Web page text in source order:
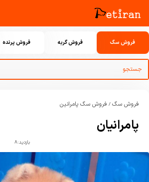
فروش سگ فروش گربه فروش پرنده
فروش سگ / فروش سگ پامرانین
پامرانیان
بازدید:۸